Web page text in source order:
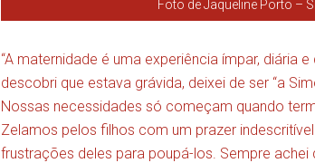
Foto de Jaqueline Porto –
“A maternidade é uma experiência ímpar, diária
descobri que estava grávida, deixei de ser “a
Nossas necessidades só começam quando
Zelamos pelos filhos com um prazer
frustrações deles para poupá-los. Sempre